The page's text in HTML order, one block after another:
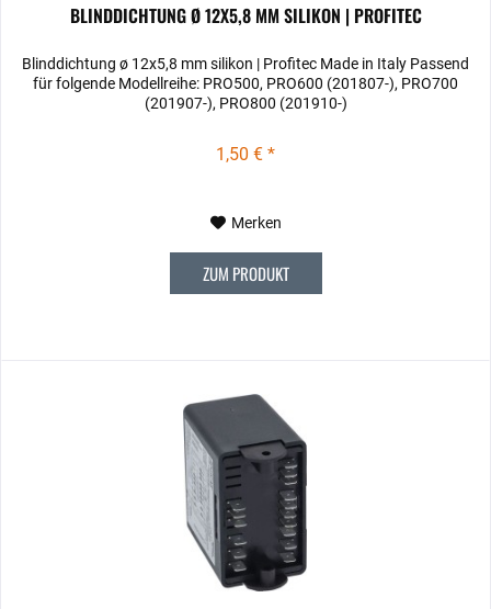
BLINDDICHTUNG Ø 12X5,8 MM SILIKON | PROFITEC
Blinddichtung ø 12x5,8 mm silikon | Profitec Made in Italy Passend
für folgende Modellreihe: PRO500, PRO600 (201807-), PRO700
(201907-), PRO800 (201910-)
1,50 € *
Merken
ZUM PRODUKT